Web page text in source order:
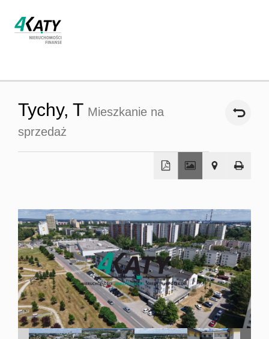
Strona
O firmie
Oferta
Zgłoś
Tychy, T Mieszkanie na
sprzedaż